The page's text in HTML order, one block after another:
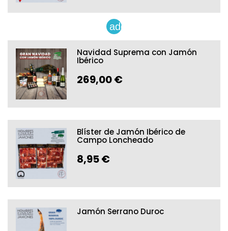
add
Navidad Suprema con Jamón
Ibérico
269,00 €
Blíster de Jamón Ibérico de
Campo Loncheado
8,95 €
Jamón Serrano Duroc